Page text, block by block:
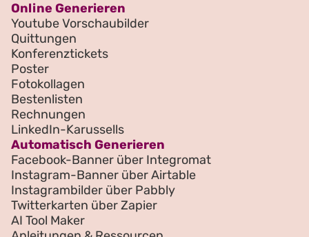
Online Generieren
Youtube Vorschaubilder
Quittungen
Konferenztickets
Poster
Fotokollagen
Bestenlisten
Rechnungen
LinkedIn-Karussells
Automatisch Generieren
Facebook-Banner über Integromat
Instagram-Banner über Airtable
Instagrambilder über Pabbly
Twitterkarten über Zapier
AI Tool Maker